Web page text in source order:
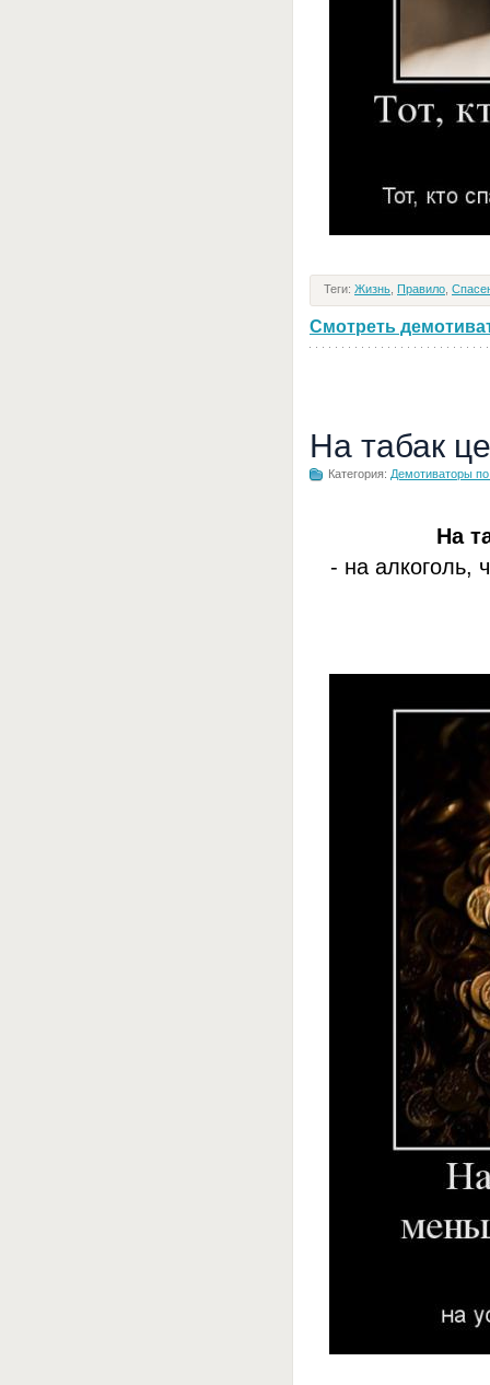
Теги: Жизнь Правило
Смотреть
На табак
Категория: Демотиваторы
На
- на алкоголь,